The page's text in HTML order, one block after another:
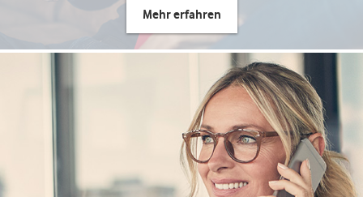
Mehr erfahren